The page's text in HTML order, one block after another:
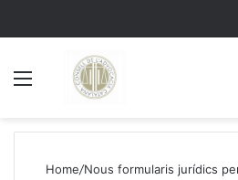
Home/Nous formularis jurídics